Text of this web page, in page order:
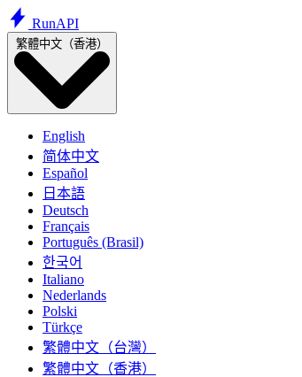
RunAPI
繁體中文（香港）
English
简体中文
Español
日本語
Deutsch
Français
Português (Brasil)
한국어
Italiano
Nederlands
Polski
Türkçe
繁體中文（台灣）
繁體中文（香港）